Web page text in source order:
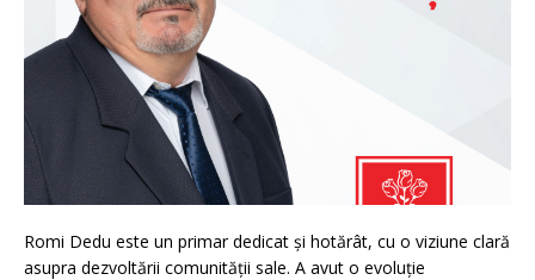
Romi Dedu este un primar dedicat și hotărât, cu o viziune clară
asupra dezvoltării comunității sale. A avut o evoluție